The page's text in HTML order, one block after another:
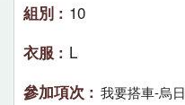
10
L
我要搭車-烏日